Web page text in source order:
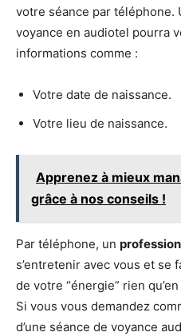
votre séance par téléphone.
voyance en audiotel pourra
informations comme :
Votre date de naissance.
Votre lieu de naissance.
Apprenez à mieux
grâce à nos conseils !
Par téléphone, un
s’entretenir avec vous et se
de votre “énergie” rien
Si vous vous demandez
d’une séance de voyance